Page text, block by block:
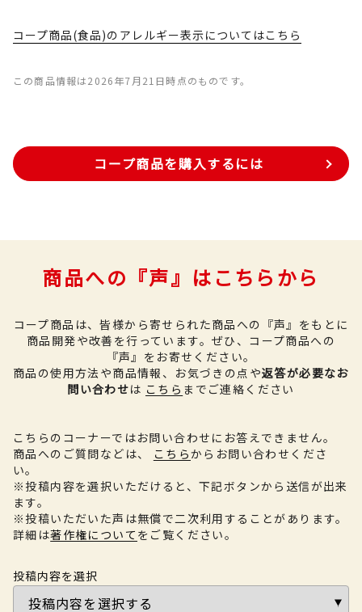
コープ商品(食品)のアレルギー表示についてはこちら
この商品情報は2026年7月21日時点のものです。
コープ商品を購入するには
商品への『声』はこちらから
コープ商品は、皆様から寄せられた商品への『声』をもとに
商品開発や改善を行っています。 ぜひ、コープ商品への
『声』をお寄せください。
商品の使用方法や商品情報、お気づきの点や返答が必要なお
問い合わせは こちら までご連絡ください
こちらのコーナーではお問い合わせにお答えできません。
商品へのご質問などは、
こちらからお問い合わせくださ
い。
※投稿内容を選択いただけると、下記ボタンから送信が出来
ます。
※投稿いただいた声は無償で二次利用することがあります。
詳細は著作権について をご覧ください。
投稿内容を選択